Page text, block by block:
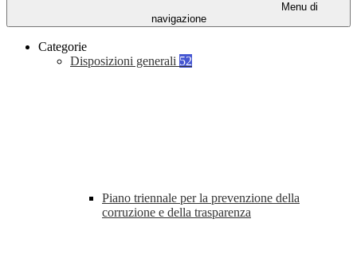
Menu di
navigazione
Categorie
Disposizioni generali 52
Piano triennale per la prevenzione della
corruzione e della trasparenza